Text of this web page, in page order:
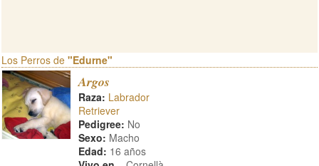
Los Perros de "Edurne"
Argos
Raza: Labrador
Retriever
Pedigree: No
Sexo: Macho
Edad: 16 años